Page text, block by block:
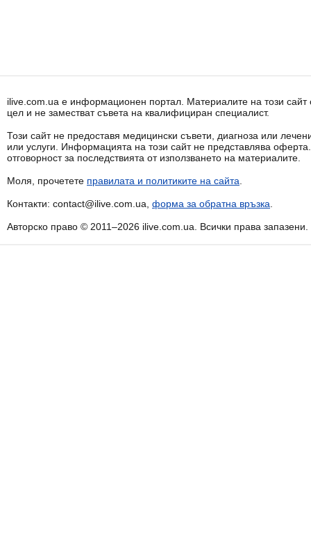
ilive.com.ua е информационен портал. Материалите на този
цел и не заместват съвета на квалифициран специалист.
Този сайт не предоставя медицински съвети, диагноза или
или услуги. Информацията на този сайт не представлява
отговорност за последствията от използването на материалите.
Моля, прочетете правилата и политиките на сайта
Контакти: contact@ilive.com.ua, форма за обратна връзка
Авторско право © 2011–2026 ilive.com.ua. Всички права запазени.